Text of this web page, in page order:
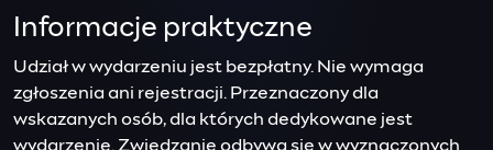
Informacje praktyczne
Udział w wydarzeniu jest bezpłatny. Nie wymaga
zgłoszenia ani rejestracji. Przeznaczony dla
wskazanych osób, dla których dedykowane jest
wydarzenie. Zwiedzanie odbywa się w wyznaczonych